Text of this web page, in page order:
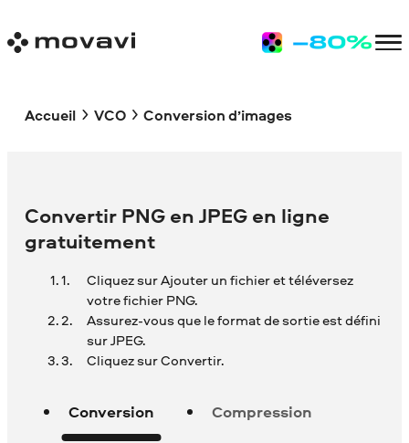
Accueil VCO Conversion d’images
Convertir PNG en JPEG en ligne
gratuitement
Cliquez sur Ajouter un fichier et téléversez
votre fichier PNG.
Assurez-vous que le format de sortie est défini
sur JPEG.
Cliquez sur Convertir.
Conversion Compression